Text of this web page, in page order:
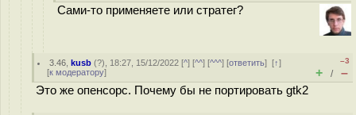
Сами-то применяете или стратег?
3.46 ,kusb (?), 18:27, 15/12/2022 [^] [^^] [^^^] [ответить][↑]
[к модератору]
–3
+ / –
Это же опенсорс. Почему бы не портировать gtk2